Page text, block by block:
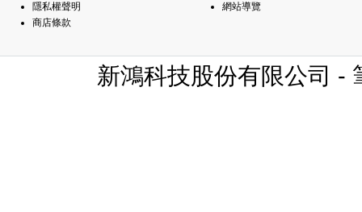
隱私權聲明
商店條款
網站導覽
新鴻科技股份有限公司 -